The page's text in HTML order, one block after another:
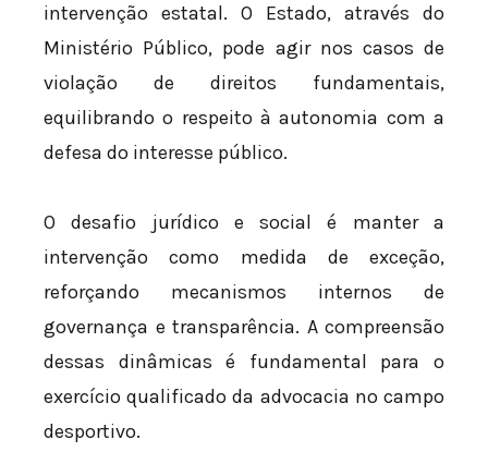
intervenção estatal. O Estado, através do
Ministério Público, pode agir nos casos de
violação de direitos fundamentais,
equilibrando o respeito à autonomia com a
defesa do interesse público.
O desafio jurídico e social é manter a
intervenção como medida de exceção,
reforçando mecanismos internos de
governança e transparência. A compreensão
dessas dinâmicas é fundamental para o
exercício qualificado da advocacia no campo
desportivo.